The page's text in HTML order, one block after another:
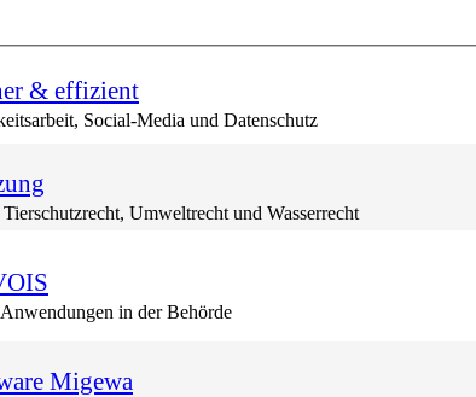
& effizient
Social-Media und Datenschutz
Umweltrecht und Wasserrecht
in der Behörde
Migewa